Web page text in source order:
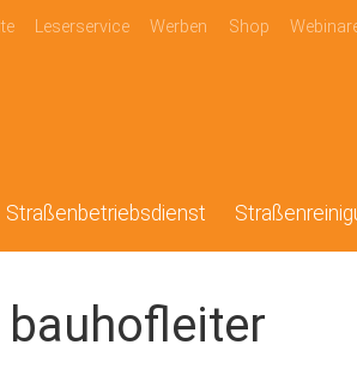
Leserservice Werben Shop
Straßenbetriebsdienst